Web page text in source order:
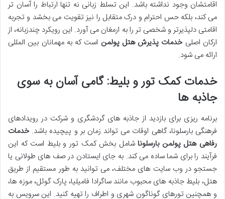
اقامتشان وجود نداشته باشد. این تسلط زبانی نه تنها ارتباط را آسان تر
می کند، بلکه حس احترام و درک متقابل را نیز تقویت می بخشد و تجربه
اقامتی دلپذیرتر و شخصی تر را به ارمغان می آورد. این رویکرد چندزبانه، از
ارکان اصلیخدمات پذیرش هتل پولمن است که به مهمانان بین المللی
ارائه می شود.
خدمات کمک تور و بلیط: گامی آسان به سوی
جاذبه ها
برنامه ریزی برای بازدید از جاذبه های گردشگری و شرکت در رویدادهای
فرهنگی بارسلونا، گاهی اوقات می تواند زمان بر و پیچیده باشد.خدمات
رفاهی هتل پولمن بارسلوناشامل بخش کمک تور و بلیط است که این
فرآیند را برای شما ساده می کند. به جای ایستادن در صف های طولانی یا
جستجو در وب سایت های مختلف، می توانید به طور مستقیم از طریق
هتل، بلیط جاذبه های محبوب مانند ساگرادا فامیلیا، پارک گوئل، موزه ها،
و همچنین تورهای گوناگون شهری و اطراف را تهیه کنید. این سرویس به